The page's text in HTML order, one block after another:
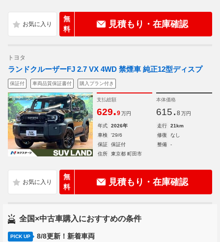
無
料
見積もり・在庫確認
トヨタ
ランドクルーザーFJ 2.7 VX 4WD 禁煙車 純正12型ディスプ
保証付 車両品質保証書付 購入プラン付き
支払総額
629.9 万円
本体価格
615. 8 万円
年式 2026年 走行
21km
車検
'29/6 修復
なし
保証
保証付 整備
-
住所
東京都 町田市
無
料
見積もり・在庫確認
全国×中古車購入におすすめの条件
PICK UP 8/8更新！新着車両